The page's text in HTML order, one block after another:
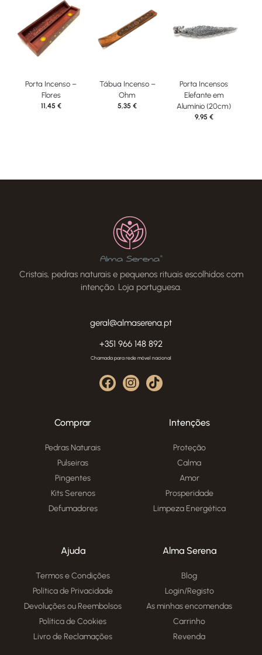
Porta Incenso –
Flores
11,45 €
Tábua Incenso –
Ohm
5,35€
Porta Incensos
Elefante em
Alumínio (20cm)
9,95 €
Cristais, pedras naturais e pequenos rituais escolhidos com
intenção. Loja portuguesa.
geral@almaserena.pt
+351 966 148 892
Chamada para rede móvel nacional
Comprar
Pedras Naturais
Pulseiras
Pingentes
Kits Serenos
Defumadores
Intenções
Proteção
Calma
Amor
Prosperidade
Limpeza Energética
Ajuda
Termos e Condições
Política de Privacidade
Devoluções ou Reembolsos
Política de Cookies
Livro de Reclamações
Alma Serena
Blog
Login/Registo
As minhas encomendas
Carrinho
Revenda